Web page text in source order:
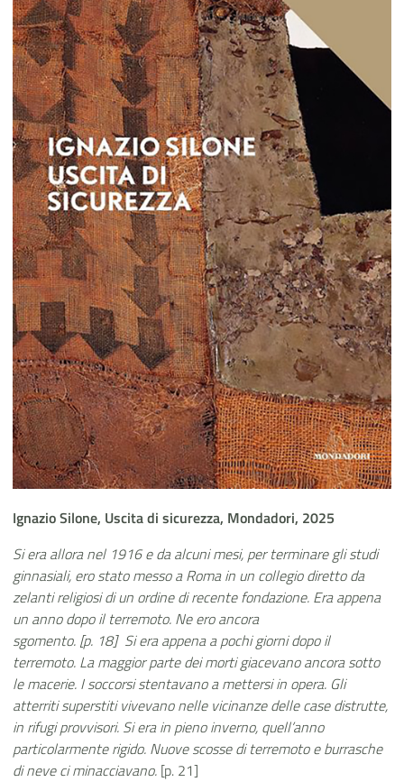
Ignazio Silone, Uscita di sicurezza, Mondadori, 2025
Si era allora nel 1916 e da alcuni mesi, per terminare gli studi
ginnasiali, ero stato messo a Roma in un collegio diretto da
zelanti religiosi di un ordine di recente fondazione. Era appena
un anno dopo il terremoto. Ne ero ancora
sgomento. [p. 18] Si era appena a pochi giorni dopo il
terremoto. La maggior parte dei morti giacevano ancora sotto
le macerie. I soccorsi stentavano a mettersi in opera. Gli
atterriti superstiti vivevano nelle vicinanze delle case distrutte,
in rifugi provvisori. Si era in pieno inverno, quell’anno
particolarmente rigido. Nuove scosse di terremoto e burrasche
di neve ci minacciavano. [p. 21]